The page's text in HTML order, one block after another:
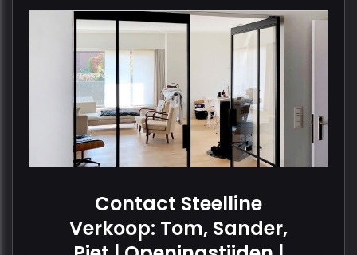
Contact Steelline
Verkoop: Tom, Sander,